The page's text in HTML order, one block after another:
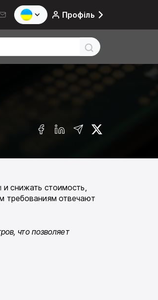
Профіль
снижать стоимость,
требованиям отвечают
что позволяет